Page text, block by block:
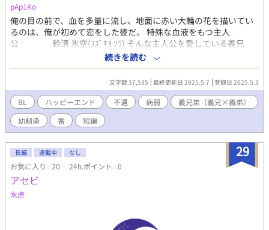
pAp1Ko
俺の目の前で、血を多量に流し、地面に赤い大輪の花を描いてい
るのは、俺が初めて恋をした彼だ。 特殊な血液をもつ主人
公 鈴清 氷空(ｽｽﾞｷﾖ ｿﾗ) そんな主人公を愛している義兄
鈴清 海莉(ｽｽﾞｷﾖ ｶｲﾘ) 主人公の初恋、後の＿＿＿？ 明星 灯(ﾐｮｳ
ｼﾞｮｳ ｱｶﾘ) ？？？？ 星霜院 風吹(ｾｲｿｳｲﾝ ﾌﾌﾞ
ｷ) 4人を取り巻く儚い生命を紡ぐ物語。 お久しぶりです。 まだ見
てくださる方、ありがとうございます。 医療知識=Google知識。
詳しいことは知りません。難しいこともわかりません。ふんわり
読んでください。感覚ですよ。感覚！ R15にしてますが、ブロマ
ンス予定です。ズッコンバッコンの予定はありません。 追記：急
ピッチで仕上げすぎて文がおかしくなってるかもしれません。誤
字脱字不思議文は目を瞑ってください。3年のブランクってやつで
す。 完結済みです。全16話。予約投稿設定済み。
続きを読む
文字数 37,535 最終更新日 2025.5.7 登録日 2025.5.3
BL ハッピーエンド 不遇 病弱
義兄弟（義兄×義弟）
幼馴染
番 短編
29
長編 連載中 なし
お気に入り : 20 24h.ポイント : 0
アセビ
水虎